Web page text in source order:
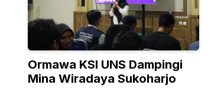
Ormawa KSI UNS Dampingi
Mina Wiradaya Sukoharjo